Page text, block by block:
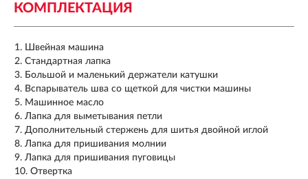
КОМПЛЕКТАЦИЯ
Швейная машина
Стандартная лапка
Большой и маленький держатели катушки
Вспарыватель шва со щеткой для чистки машины
Машинное масло
Лапка для выметывания петли
Дополнительный стержень для шитья двойной иглой
Лапка для пришивания молнии
Лапка для пришивания пуговицы
Отвертка